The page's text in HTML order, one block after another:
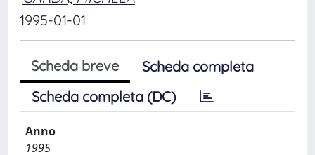
1995-01-01
Scheda breve
Scheda completa
Scheda completa (DC)
Anno
1995